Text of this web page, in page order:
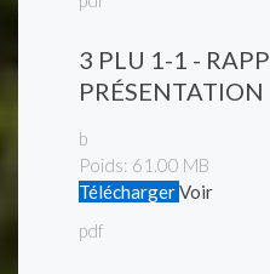
3 PLU 1-1 -
PRÉSENTATION
b
Poids: 61.00 MB
TéléchargerVoir
pdf